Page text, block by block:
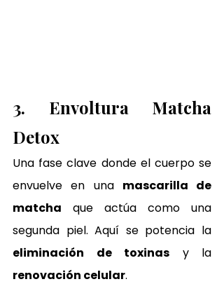
3. Envoltura Matcha
Detox
Una fase clave donde el cuerpo se
envuelve en una mascarilla de
matcha que actúa como una
eliminación de toxinas
renovación celular.